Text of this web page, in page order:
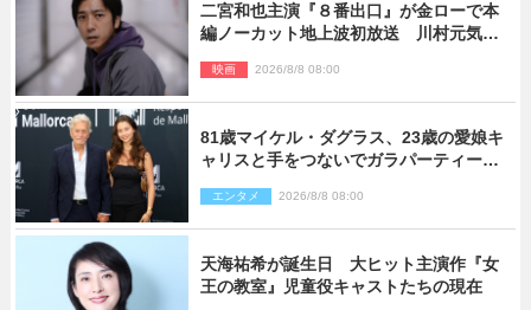
二宮和也主演『８番出口』が金ローで本
編ノーカット地上波初放送 川村元気監
映画 2026/8/8 08:00
81歳マイケル・ダグラス、23歳の愛娘キ
ャリスと手をつないでガラパーティーに
エンタメ 2026/8/8 08:00
天海祐希が誕生日 大ヒット主演作『女
王の教室』児童役キャストたちの現在